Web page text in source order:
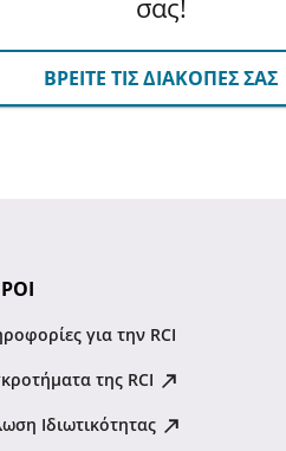
σας!
ΒΡΕΙΤΕ ΤΙΣ ΔΙΑΚΟΠΕΣ ΣΑΣ
για την RCI
της RCI
Ιδιωτικότητας